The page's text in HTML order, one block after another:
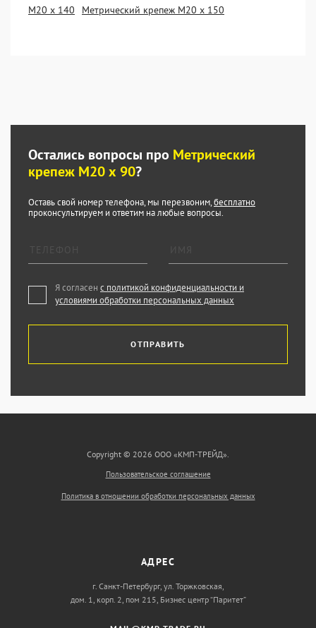
М20 х 140
Метрический крепеж М20 х 150
Остались вопросы про Метрический
крепеж М20 х 90?
Оставь свой номер телефона, мы перезвоним,бесплатно
проконсультируем и ответим на любые вопросы.
Я согласен с политикой конфиденциальности и
условиями обработки персональных данных
ОТПРАВИТЬ
Copyright © 2026 ООО «КМП-ТРЕЙД».
Пользовательское соглашение
Политика в отношении обработки персональных данных
АДРЕС
г. Санкт-Петербург, ул. Торжковская,
дом. 1, корп. 2, пом 215, Бизнес центр “Паритет”